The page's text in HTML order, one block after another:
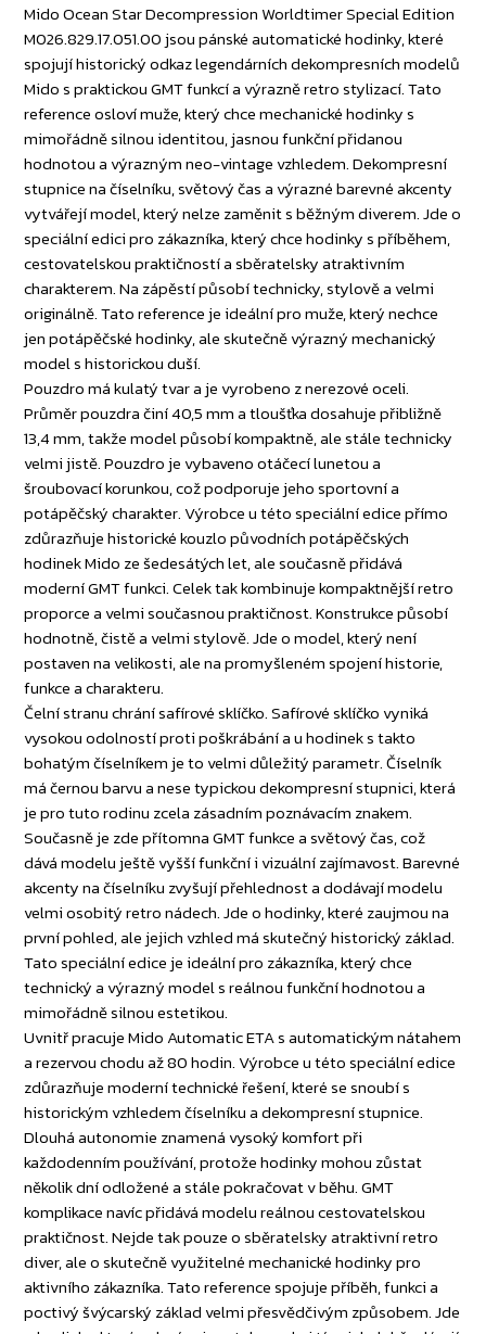
Mido Ocean Star Decompression Worldtimer Special Edition
M026.829.17.051.00 jsou pánské automatické hodinky, které
spojují historický odkaz legendárních dekompresních modelů
Mido s praktickou GMT funkcí a výrazně retro stylizací. Tato
reference osloví muže, který chce mechanické hodinky s
mimořádně silnou identitou, jasnou funkční přidanou
hodnotou a výrazným neo-vintage vzhledem. Dekompresní
stupnice na číselníku, světový čas a výrazné barevné akcenty
vytvářejí model, který nelze zaměnit s běžným diverem. Jde o
speciální edici pro zákazníka, který chce hodinky s příběhem,
cestovatelskou praktičností a sběratelsky atraktivním
charakterem. Na zápěstí působí technicky, stylově a velmi
originálně. Tato reference je ideální pro muže, který nechce
jen potápěčské hodinky, ale skutečně výrazný mechanický
model s historickou duší.
Pouzdro má kulatý tvar a je vyrobeno z nerezové oceli.
Průměr pouzdra činí 40,5 mm a tloušťka dosahuje přibližně
13,4 mm, takže model působí kompaktně, ale stále technicky
velmi jistě. Pouzdro je vybaveno otáčecí lunetou a
šroubovací korunkou, což podporuje jeho sportovní a
potápěčský charakter. Výrobce u této speciální edice přímo
zdůrazňuje historické kouzlo původních potápěčských
hodinek Mido ze šedesátých let, ale současně přidává
moderní GMT funkci. Celek tak kombinuje kompaktnější retro
proporce a velmi současnou praktičnost. Konstrukce působí
hodnotně, čistě a velmi stylově. Jde o model, který není
postaven na velikosti, ale na promyšleném spojení historie,
funkce a charakteru.
Čelní stranu chrání safírové sklíčko. Safírové sklíčko vyniká
vysokou odolností proti poškrábání a u hodinek s takto
bohatým číselníkem je to velmi důležitý parametr. Číselník
má černou barvu a nese typickou dekompresní stupnici, která
je pro tuto rodinu zcela zásadním poznávacím znakem.
Současně je zde přítomna GMT funkce a světový čas, což
dává modelu ještě vyšší funkční i vizuální zajímavost. Barevné
akcenty na číselníku zvyšují přehlednost a dodávají modelu
velmi osobitý retro nádech. Jde o hodinky, které zaujmou na
první pohled, ale jejich vzhled má skutečný historický základ.
Tato speciální edice je ideální pro zákazníka, který chce
technický a výrazný model s reálnou funkční hodnotou a
mimořádně silnou estetikou.
Uvnitř pracuje Mido Automatic ETA s automatickým nátahem
a rezervou chodu až 80 hodin. Výrobce u této speciální edice
zdůrazňuje moderní technické řešení, které se snoubí s
historickým vzhledem číselníku a dekompresní stupnice.
Dlouhá autonomie znamená vysoký komfort při
každodenním používání, protože hodinky mohou zůstat
několik dní odložené a stále pokračovat v běhu. GMT
komplikace navíc přidává modelu reálnou cestovatelskou
praktičnost. Nejde tak pouze o sběratelsky atraktivní retro
diver, ale o skutečně využitelné mechanické hodinky pro
aktivního zákazníka. Tato reference spojuje příběh, funkci a
poctivý švýcarský základ velmi přesvědčivým způsobem. Jde